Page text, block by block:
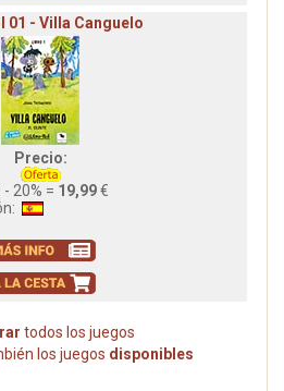
01 - Villa Canguelo
Precio:
- 20% = 19,99€
todos los juegos
los juegos disponibles